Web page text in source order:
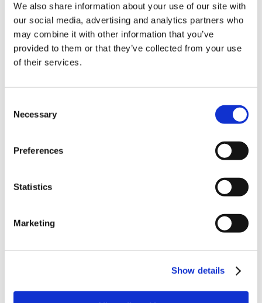
We also share information about your use of our site with
our social media, advertising and analytics partners who
may combine it with other information that you’ve
provided to them or that they’ve collected from your use
of their services.
Selection
Necessary
Preferences
Statistics
Marketing
Show details
52TOYS FigLite ストリートファ
イター6 リュウ
7,700円
52TOYS FigLite ストリートファ
イター6 春麗
CAPCOM FIGURE BUILDER
CAPCOM FIGURE BUILDER
CUBE MONSTER HUNTER 4体